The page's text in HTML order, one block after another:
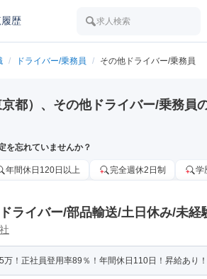
歴 求人検索
/ ドライバー/乗務員 / その他ドライバー/乗務員
都）、その他ドライバー/乗務員
を忘れていませんか？
年間休日120日以上 完全週休2日制 学
ライバー/部品輸送/土日休み/未経
万！正社員登用率89％！年間休日110日！昇給あり